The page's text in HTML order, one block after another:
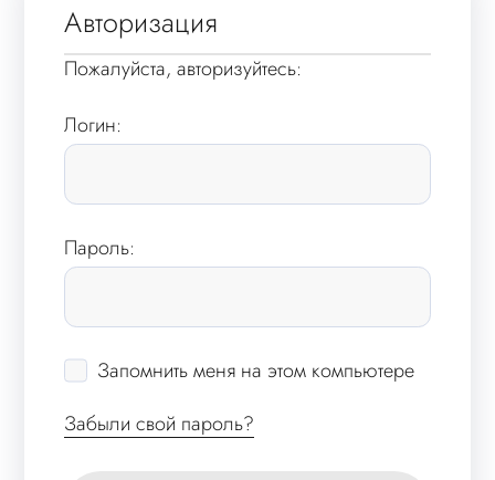
Авторизация
Пожалуйста, авторизуйтесь:
Логин:
Пароль:
Запомнить меня на этом компьютере
Забыли свой пароль?